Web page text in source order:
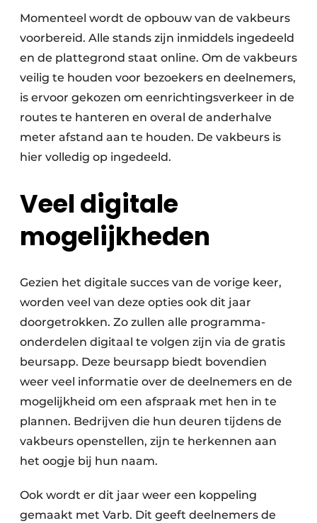
Momenteel wordt de opbouw van de vakbeurs
voorbereid. Alle stands zijn inmiddels ingedeeld
en de plattegrond staat online. Om de vakbeurs
veilig te houden voor bezoekers en deelnemers,
is ervoor gekozen om eenrichtingsverkeer in de
routes te hanteren en overal de anderhalve
meter afstand aan te houden. De vakbeurs is
hier volledig op ingedeeld.
Veel digitale
mogelijkheden
Gezien het digitale succes van de vorige keer,
worden veel van deze opties ook dit jaar
doorgetrokken. Zo zullen alle programma-
onderdelen digitaal te volgen zijn via de gratis
beursapp. Deze beursapp biedt bovendien
weer veel informatie over de deelnemers en de
mogelijkheid om een afspraak met hen in te
plannen. Bedrijven die hun deuren tijdens de
vakbeurs openstellen, zijn te herkennen aan
het oogje bij hun naam.
Ook wordt er dit jaar weer een koppeling
gemaakt met Varb. Dit geeft deelnemers de